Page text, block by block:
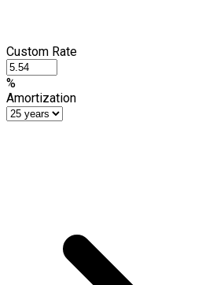
Custom Rate
%
Amortization